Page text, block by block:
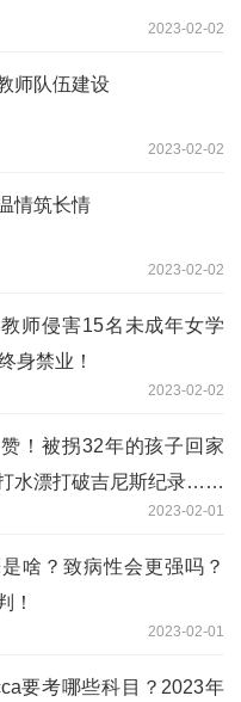
2023-02-02
师队伍建设
2023-02-02
情筑长情
2023-02-02
师侵害15名未成年女学
身禁业！
2023-02-02
！被拐32年的孩子回家
水漂打破吉尼斯纪录……
2023-02-01
啥？致病性会更强吗？
！
2023-02-01
要考哪些科目？2023年